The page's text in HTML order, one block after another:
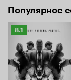
Популярное
Рейтинг
Кинопоиска
8.1
8.1